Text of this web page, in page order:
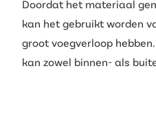
Doordat het materiaal
kan het gebruikt worden
groot voegverloop
kan zowel binnen- als